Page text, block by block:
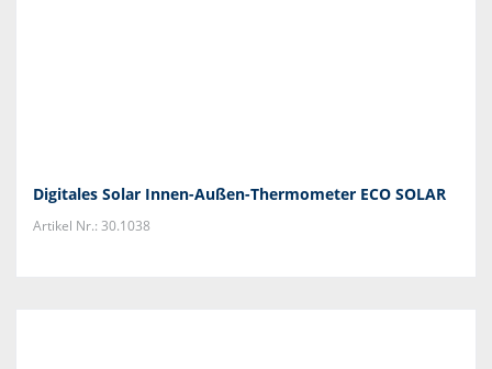
Digitales Solar Innen-Außen-Thermometer ECO SOLAR
Artikel Nr.: 30.1038